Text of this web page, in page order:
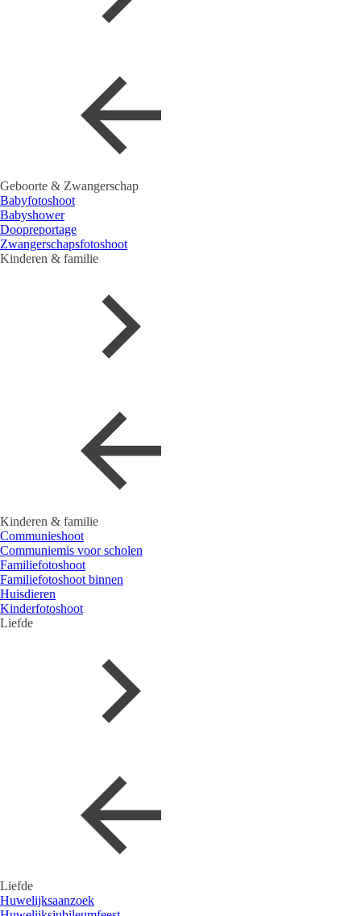
Geboorte & Zwangerschap
Babyfotoshoot
Babyshower
Doopreportage
Zwangerschapsfotoshoot
Kinderen & familie
Kinderen & familie
Communieshoot
Communiemis voor scholen
Familiefotoshoot
Familiefotoshoot binnen
Huisdieren
Kinderfotoshoot
Liefde
Liefde
Huwelijksaanzoek